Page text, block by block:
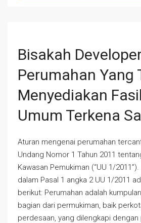
Bisakah
Perumahan Yang
Menyediakan
Umum Terkena
Aturan mengenai perumahan
Undang Nomor 1 Tahun 2011
Kawasan Pemukiman (“UU 1/
dalam Pasal 1 angka 2 UU 1/2011
berikut: Perumahan adalah
bagian dari permukiman, baik
perdesaan, yang dilengkapi dengan